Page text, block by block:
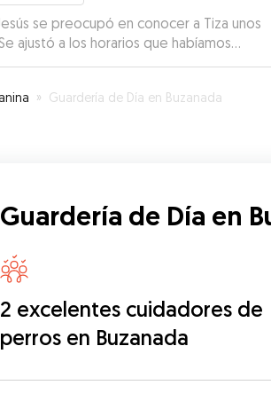
se preocupó en conocer a Tiza unos
ajustó a los horarios que habíamos
perrina vino muy contenta. Creo que
a contar con Jesús.”
» Guardería de Día en Buzanada
Guardería de Día en
2 excelentes cuidadores de
perros en Buzanada